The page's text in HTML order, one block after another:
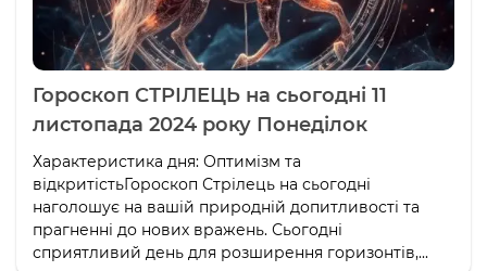
Гороскоп СТРІЛЕЦЬ на сьогодні 11
листопада 2024 року Понеділок
Характеристика дня: Оптимізм та
відкритістьГороскоп Стрілець на сьогодні
наголошує на вашій природній допитливості та
прагненні до нових вражень. Сьогодні
сприятливий день для розширення горизонтів,...